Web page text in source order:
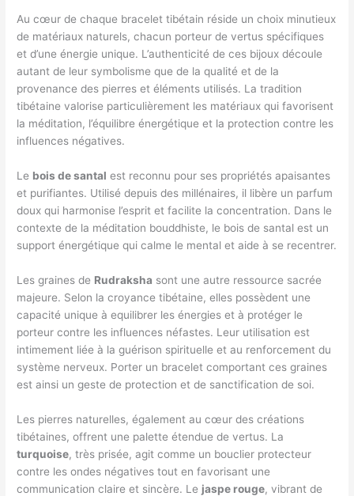
Au cœur de chaque bracelet tibétain réside un choix minutieux
de matériaux naturels, chacun porteur de vertus spécifiques
et d’une énergie unique. L’authenticité de ces bijoux découle
autant de leur symbolisme que de la qualité et de la
provenance des pierres et éléments utilisés. La tradition
tibétaine valorise particulièrement les matériaux qui favorisent
la méditation, l’équilibre énergétique et la protection contre les
influences négatives.
Le bois de santal est reconnu pour ses propriétés apaisantes
et purifiantes. Utilisé depuis des millénaires, il libère un parfum
doux qui harmonise l’esprit et facilite la concentration. Dans le
contexte de la méditation bouddhiste, le bois de santal est un
support énergétique qui calme le mental et aide à se recentrer.
Les graines de Rudraksha sont une autre ressource sacrée
majeure. Selon la croyance tibétaine, elles possèdent une
capacité unique à equilibrer les énergies et à protéger le
porteur contre les influences néfastes. Leur utilisation est
intimement liée à la guérison spirituelle et au renforcement du
système nerveux. Porter un bracelet comportant ces graines
est ainsi un geste de protection et de sanctification de soi.
Les pierres naturelles, également au cœur des créations
tibétaines, offrent une palette étendue de vertus. La
turquoise, très prisée, agit comme un bouclier protecteur
contre les ondes négatives tout en favorisant une
communication claire et sincère. Le jaspe rouge, vibrant de